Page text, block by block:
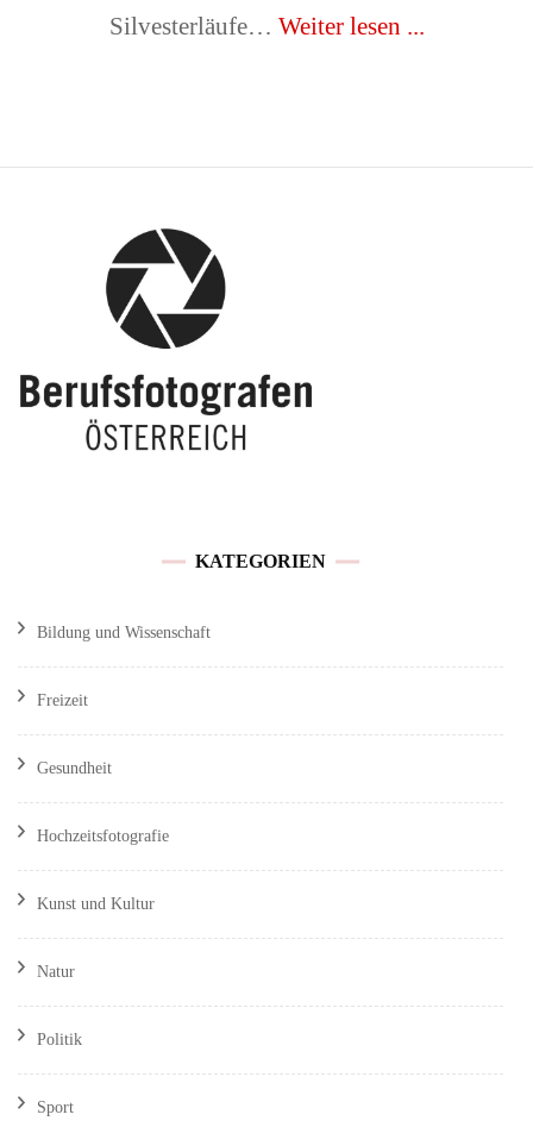
Silvesterläufe… Weiter lesen ...
KATEGORIEN
Bildung und Wissenschaft
Freizeit
Gesundheit
Hochzeitsfotografie
Kunst und Kultur
Natur
Politik
Sport